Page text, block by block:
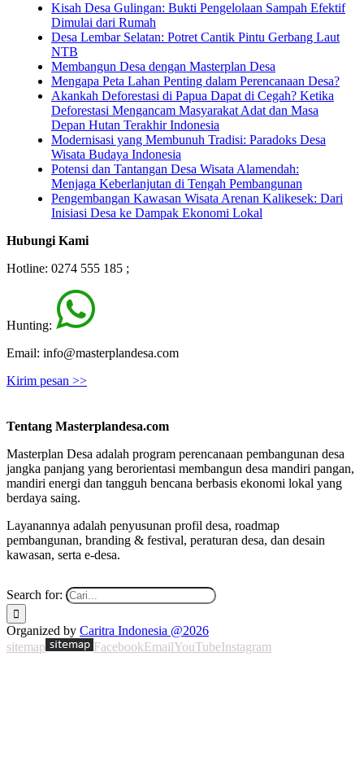
Kisah Desa Gulingan: Bukti Pengelolaan Sampah Efektif
Dimulai dari Rumah
Desa Lembar Selatan: Potret Cantik Pintu Gerbang Laut
NTB
Membangun Desa dengan Masterplan Desa
Mengapa Peta Lahan Penting dalam Perencanaan Desa?
Akankah Deforestasi di Papua Dapat di Cegah? Ketika
Deforestasi Mengancam Masyarakat Adat dan Masa
Depan Hutan Terakhir Indonesia
Modernisasi yang Membunuh Tradisi: Paradoks Desa
Wisata Budaya Indonesia
Potensi dan Tantangan Desa Wisata Alamendah:
Menjaga Keberlanjutan di Tengah Pembangunan
Pengembangan Kawasan Wisata Arenan Kalikesek: Dari
Inisiasi Desa ke Dampak Ekonomi Lokal
Hubungi Kami
Hotline: 0274 555 185 ;
Hunting:
Email: info@masterplandesa.com
Kirim pesan >>
Tentang Masterplandesa.com
Masterplan Desa adalah program perencanaan pembangunan desa
jangka panjang yang berorientasi membangun desa mandiri pangan,
mandiri energi dan tangguh bencana berbasis ekonomi lokal yang
berdaya saing.
Layanannya adalah penyusunan profil desa, roadmap
pembangunan, branding & festival, peraturan desa, dan desain
kawasan, serta e-desa.
Search for:
Organized by Caritra Indonesia @2026
sitemap
FacebookEmailYouTubeInstagram